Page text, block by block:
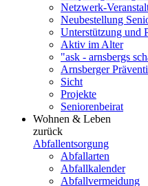
Netzwerk-
Neubestellung
Unterstützung und
Aktiv im Alter
"ask - arnsbergs
Arnsberger
Sicht
Projekte
Seniorenbeirat
Wohnen & Leben
zurück
Abfallentsorgung
Abfallarten
Abfallkalender
Abfallvermeidung